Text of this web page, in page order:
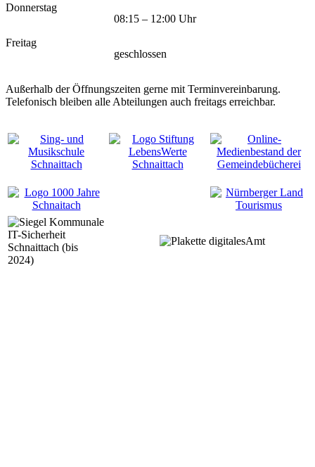
Donnerstag
08:15 – 12:00 Uhr
Freitag
geschlossen
Außerhalb der Öffnungszeiten gerne mit Terminvereinbarung.
Telefonisch bleiben alle Abteilungen auch freitags erreichbar.